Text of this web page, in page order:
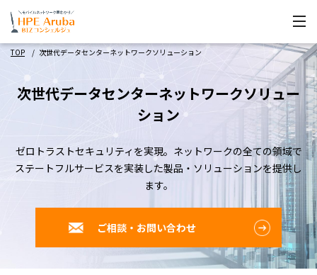
TOP 次世代データセンターネットワークソリューション
次世代データセンターネットワークソリュー
ション
ゼロトラストセキュリティを実現。 ネットワークの全ての領域で
ステートフルサービスを実装した製品・ソリューションを提供し
ます。
ご相談・お問い合わせ